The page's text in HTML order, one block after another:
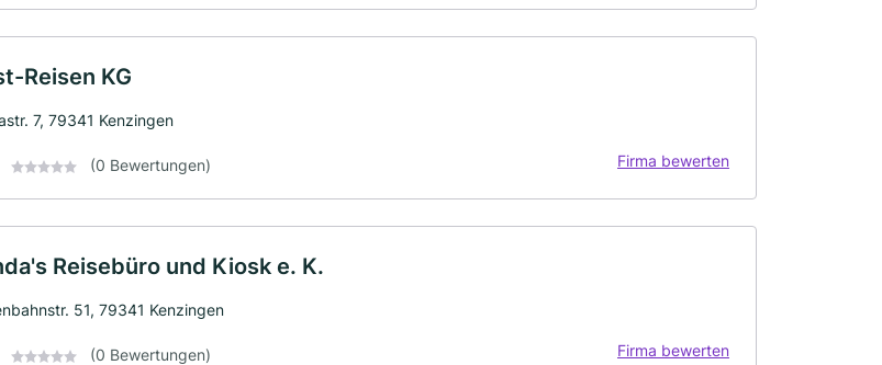
Reisen KG
7, 79341 Kenzingen
(0 Bewertungen) Firma bewerten
Reisebüro und Kiosk e. K.
51, 79341 Kenzingen
(0 Bewertungen) Firma bewerten